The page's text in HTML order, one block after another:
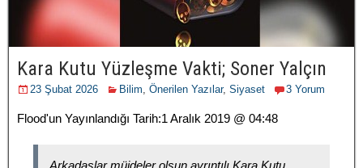
Kara Kutu Yüzleşme Vakti; Soner Yalçın
23 Şubat 2026 Bilim, Önerilen Yazılar, Siyaset 3 Yorum
Flood'un Yayınlandığı Tarih:1 Aralık 2019 @ 04:48
Arkadaşlar müjdeler olsun ayrıntılı Kara Kutu